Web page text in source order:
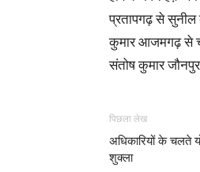
प्रतापगढ़ से सुनील
कुमार आजमगढ़ से
संतोष कुमार
पिछला लेख
अधिकारियों के चलते
शुक्ला